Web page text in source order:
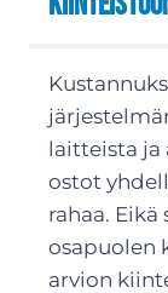
laitteista ja
ostot
rahaa.
osapuolen
arvion